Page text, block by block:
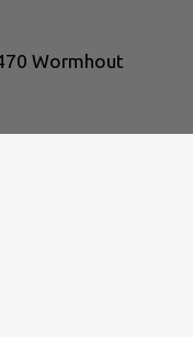
Wormhout